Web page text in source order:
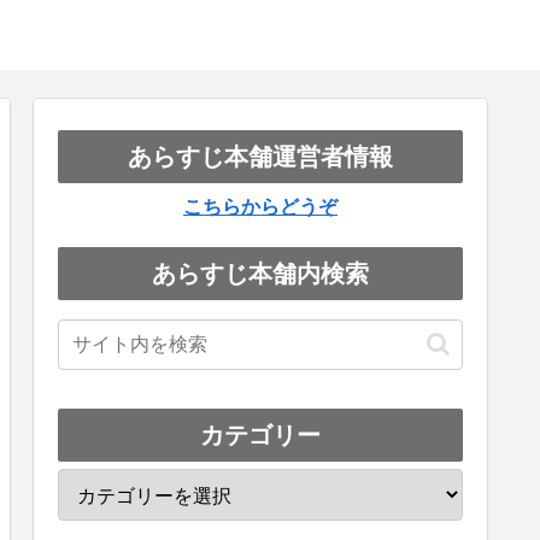
あらすじ本舗運営者情報
こちらからどうぞ
あらすじ本舗内検索
カテゴリー